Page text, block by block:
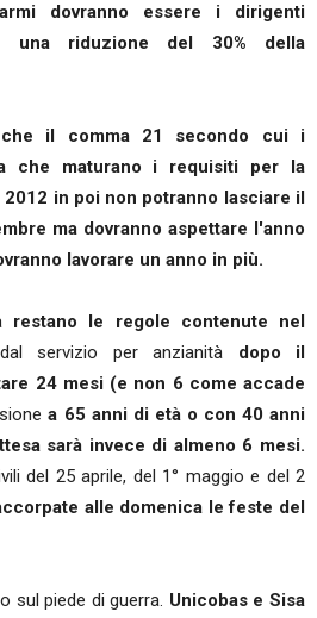
dovranno essere i dirigenti
una riduzione del 30% della
il comma 21 secondo cui i
che maturano i requisiti per la
2012 in poi non potranno lasciare il
ma dovranno aspettare l'anno
lavorare un anno in più.
restano le regole contenute nel
servizio per anzianità dopo il
24 mesi (e non 6 come accade
a 65 anni di età o con 40 anni
sarà invece di almeno 6 mesi.
del 25 aprile, del 1° maggio e del 2
alle domenica le feste del
sul piede di guerra. Unicobas e Sisa